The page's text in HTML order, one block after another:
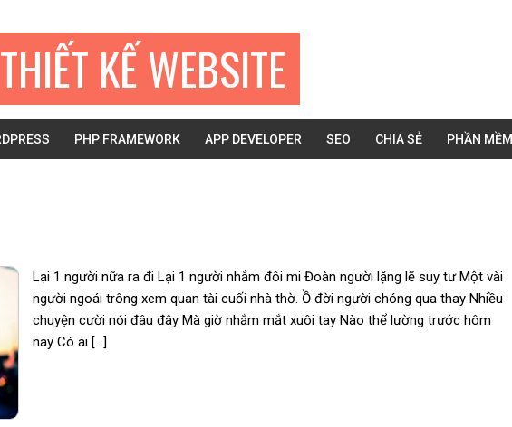
KẾ WEBSITE
PHP FRAMEWORK APP DEVELOPER SEO CHIA SẺ PHẦN MỀM
Lại 1 người nữa ra đi Lại 1 người nhắm đôi mi Đoàn người lặng lẽ suy tư Một vài
người ngoái trông xem quan tài cuối nhà thờ. Ồ đời người chóng qua thay Nhiều
chuyện cười nói đâu đây Mà giờ nhắm mắt xuôi tay Nào thể lường trước hôm
nay Có ai […]